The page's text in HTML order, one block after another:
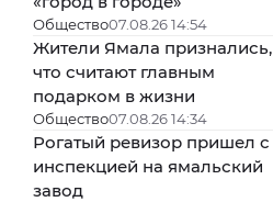
Общество07.08.26 14:54
Жители Ямала признались,
что считают главным
подарком в жизни
Общество07.08.26 14:34
Рогатый ревизор пришел с
инспекцией на ямальский
завод